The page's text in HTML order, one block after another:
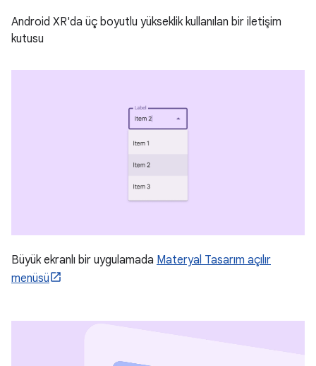
Android XR'da üç boyutlu yükseklik kullanılan bir iletişim
kutusu
Büyük ekranlı bir uygulamada Materyal Tasarım açılır
menüsü